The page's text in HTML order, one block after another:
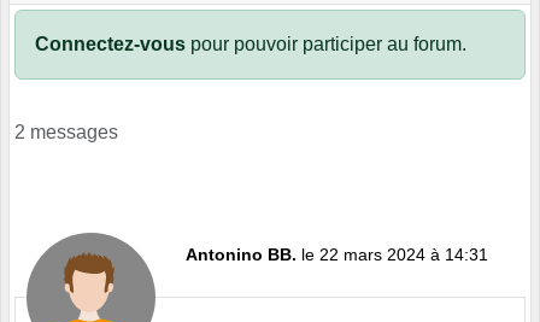
Connectez-vous pour pouvoir participer au forum.
2 messages
Antonino BB. le 22 mars 2024 à 14:31